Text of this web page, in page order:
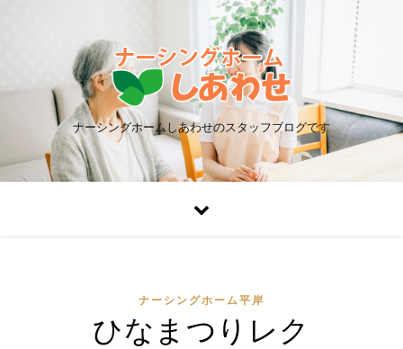
ナーシングホームしあわせのスタッフブログです
ナーシングホーム平岸
ひなまつりレク